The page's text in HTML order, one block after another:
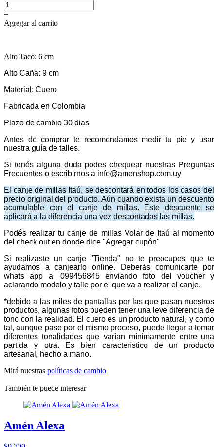
+
Agregar al carrito
Alto Taco: 6 cm
Alto Caña: 9 cm
Material: Cuero
Fabricada en Colombia
Plazo de cambio 30 dias
Antes de comprar te recomendamos medir tu pie y usar
nuestra guía de talles.
Si tenés alguna duda podes chequear nuestras Preguntas
Frecuentes o escribirnos a info@amenshop.com.uy
El canje de millas Itaú, se descontará en todos los casos del
precio original del producto. Aún cuando exista un descuento
acumulable con el canje de millas. Este descuento se
aplicará a la diferencia una vez descontadas las millas.
Podés realizar tu canje de millas Volar de Itaú al momento
del check out en donde dice "Agregar cupón"
Si realizaste un canje "Tienda" no te preocupes que te
ayudamos a canjearlo online. Deberás comunicarte por
whats app al 099456845 enviando foto del voucher y
aclarando modelo y talle por el que va a realizar el canje.
*debido a las miles de pantallas por las que pasan nuestros
productos, algunas fotos pueden tener una leve diferencia de
tono con la realidad. El cuero es un producto natural, y como
tal, aunque pase por el mismo proceso, puede llegar a tomar
diferentes tonalidades que varían mínimamente entre una
partida y otra. Es bien característico de un producto
artesanal, hecho a mano.
Mirá nuestras políticas de cambio
También te puede interesar
Amén Alexa